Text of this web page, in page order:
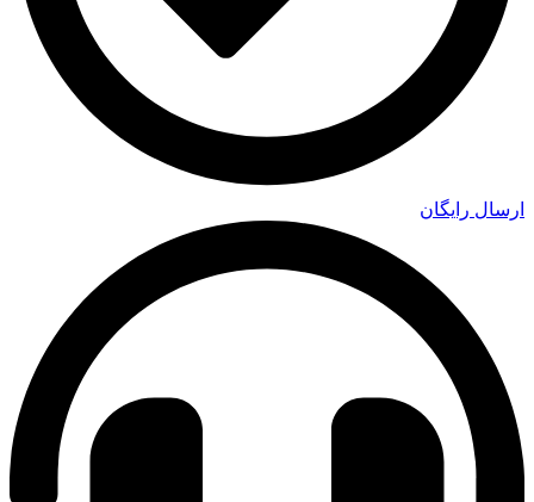
ارسال رایگان